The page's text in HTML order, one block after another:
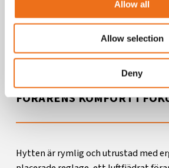
Allow all
Allow selection
Deny
FÖRARENS KOMFORT I
Hytten är rymlig och utrustad med